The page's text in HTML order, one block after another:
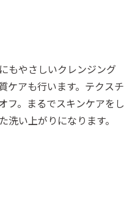
もやさしいクレンジング
ケアも行います。テクスチ
フ。まるでスキンケアをし
い上がりになります。